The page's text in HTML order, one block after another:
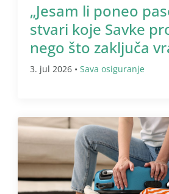
„Jesam li poneo
stvari koje Savke
nego što zaključa
3. jul 2026 • Sava osiguranje